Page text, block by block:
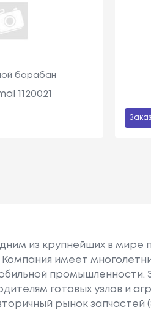
барабан
1120021
из крупнейших в мире
имеет
промышленности.
готовых узлов и
рынок запчастей